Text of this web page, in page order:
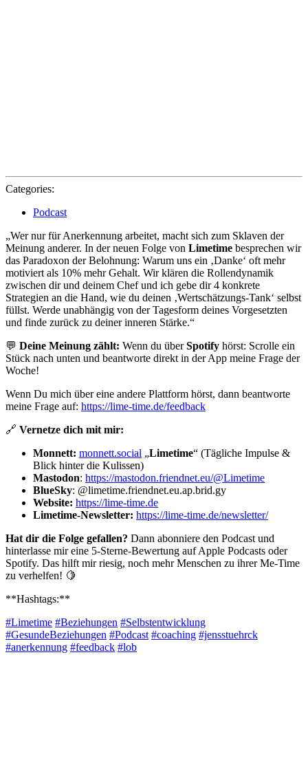
Categories:
Podcast
„Wer nur für Anerkennung arbeitet, macht sich zum Sklaven der
Meinung anderer. In der neuen Folge von Limetime besprechen wir
das Paradoxon der Belohnung: Warum uns ein ‚Danke‘ oft mehr
motiviert als 10% mehr Gehalt. Wir klären die Rollendynamik
zwischen dir und deinem Chef und ich gebe dir 4 konkrete
Strategien an die Hand, wie du deinen ‚Wertschätzungs-Tank‘ selbst
füllst. Werde unabhängig von der Tagesform deines Vorgesetzten
und finde zurück zu deiner inneren Stärke.“
💬 Deine Meinung zählt: Wenn du überSpotify hörst: Scrolle ein
Stück nach unten und beantworte direkt in der App meine Frage der
Woche!
Wenn Du mich über eine andere Plattform hörst, dann beantworte
meine Frage auf: https://lime-time.de/feedback
🔗 Vernetze dich mit mir:
Monnett: monnett.social „Limetime“ (Tägliche Impulse &
Blick hinter die Kulissen)
Mastodon: https://mastodon.friendnet.eu/@Limetime
BlueSky: @limetime.friendnet.eu.ap.brid.gy
Website: https://lime-time.de
Limetime-Newsletter: https://lime-time.de/newsletter/
Hat dir die Folge gefallen? Dann abonniere den Podcast und
hinterlasse mir eine 5-Sterne-Bewertung auf Apple Podcasts oder
Spotify. Das hilft mir riesig, noch mehr Menschen zu ihrer Me-Time
zu verhelfen! 🍋
**Hashtags:**
#Limetime #Beziehungen #Selbstentwicklung
#GesundeBeziehungen #Podcast #coaching #jensstuehrck
#anerkennung #feedback #lob